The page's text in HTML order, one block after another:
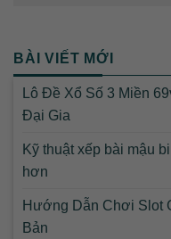
BÀI VIẾT MỚI
Lô Đề Xổ Số 3 Miền
Đại Gia
Kỹ thuật xếp bài mậu
hơn
Hướng Dẫn Chơi Slot
Bản